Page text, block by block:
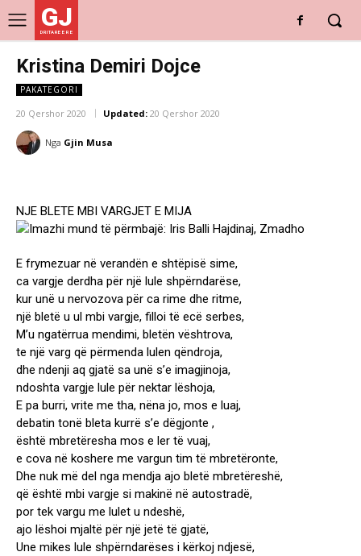
GJ
DRITARE E RE
Kristina Demiri Dojce
PAKATEGORI
20 Qershor 2020 Updated: 20 Qershor 2020
Nga Gjin Musa
NJE BLETE MBI VARGJET E MIJA
E frymezuar në verandën e shtëpisë sime,
ca vargje derdha për një lule shpërndarëse,
kur unë u nervozova për ca rime dhe ritme,
një bletë u ul mbi vargje, filloi të ecë serbes,
M’u ngatërrua mendimi, bletën vështrova,
te një varg që përmenda lulen qëndroja,
dhe ndenji aq gjatë sa unë s’e imagjinoja,
ndoshta vargje lule për nektar lëshoja,
E pa burri, vrite me tha, nëna jo, mos e luaj,
debatin tonë bleta kurrë s’e dëgjonte ,
është mbretëresha mos e ler të vuaj,
e cova në koshere me vargun tim të mbretëronte,
Dhe nuk më del nga mendja ajo bletë mbretëreshë,
që është mbi vargje si makinë në autostradë,
por tek vargu me lulet u ndeshë,
ajo lëshoi mjaltë për një jetë të gjatë,
Une mikes lule shpërndarëses i kërkoj ndjesë,